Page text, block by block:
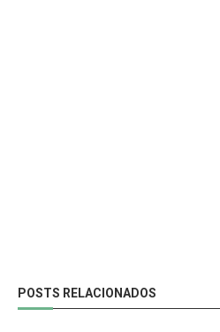
POSTS RELACIONADOS